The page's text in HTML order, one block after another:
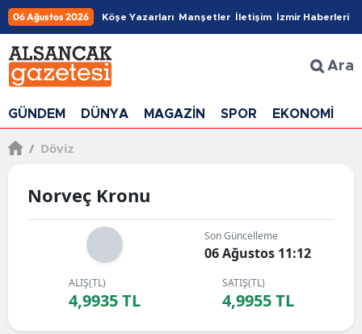
06 Ağustos 2026 Köşe Yazarları Manşetler İletişim İzmir Haberleri
Ara
GÜNDEM DÜNYA MAGAZİN SPOR EKONOMİ
/ Döviz
Norveç Kronu
Son Güncelleme
06 Ağustos 11:12
ALIŞ(TL)
4,9935 TL
SATIŞ(TL)
4,9955 TL